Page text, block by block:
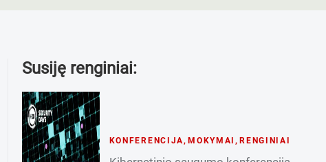
Susiję renginiai:
KONFERENCIJA, MOKYMAI, RENGINIAI